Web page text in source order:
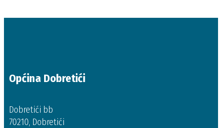
Općina Dobretići
Dobretići bb
70210, Dobretići